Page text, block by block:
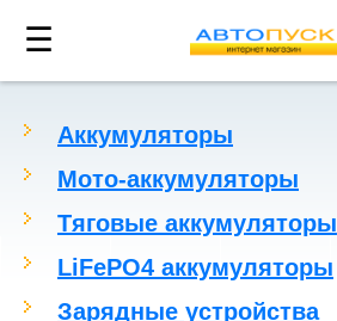
☰
Аккумуляторы
Мото-аккумуляторы
Тяговые аккумуляторы
LiFePO4 аккумуляторы
Зарядные устройства